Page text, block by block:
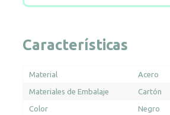
Características
Material Acero
Materiales de Embalaje Cartón
Color Negro